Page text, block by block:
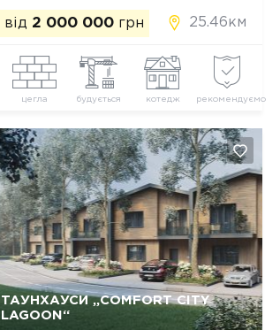
від 2 000 000 грн 25.46км
цегла будується котедж рекомендуємо
ТАУНХАУСИ „COMFORT CITY
LAGOON“